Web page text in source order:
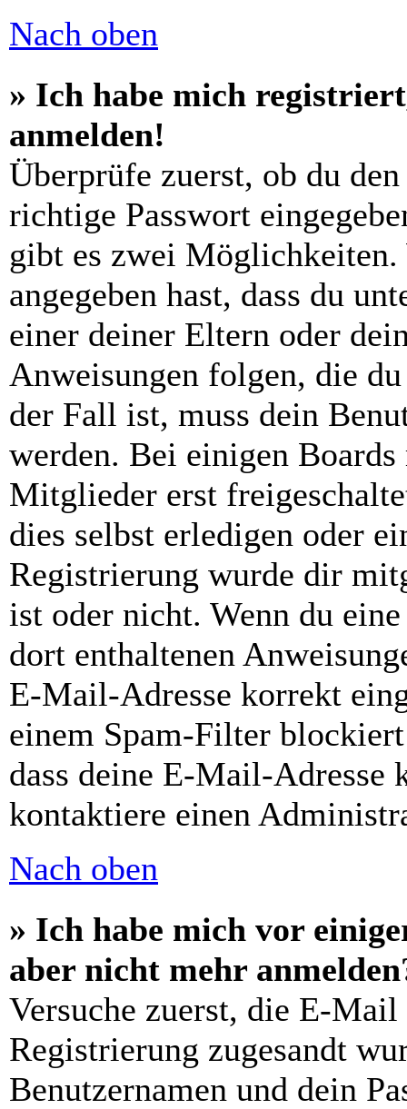
Nach oben
» Ich habe mich
anmelden!
Überprüfe zuerst, ob du
richtige Passwort
gibt es zwei
angegeben hast, dass du
einer deiner Eltern oder
Anweisungen folgen, die
der Fall ist, muss dein
werden. Bei einigen Boards
Mitglieder erst
dies selbst erledigen oder
Registrierung wurde dir
ist oder nicht. Wenn du
dort enthaltenen
E-Mail-Adresse korrekt
einem Spam-Filter
dass deine E-Mail-Adresse
kontaktiere einen
Nach oben
» Ich habe mich vor
aber nicht mehr
Versuche zuerst, die E-
Registrierung zugesandt
Benutzernamen und dein